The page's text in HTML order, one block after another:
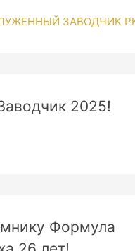
2025!
Формула